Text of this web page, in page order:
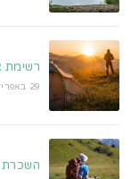
רשימת
29 באפריל 2023
השכרת